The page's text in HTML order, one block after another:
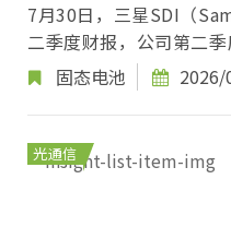
7月30日，三星SDI（
二季度财报，公司第二
（约合人民币177.19亿
固态电池 2026/
光通信